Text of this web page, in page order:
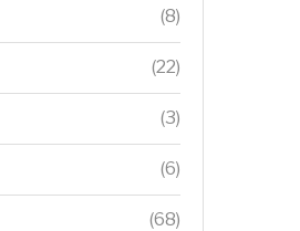
(8)
(22)
(3)
(6)
(68)